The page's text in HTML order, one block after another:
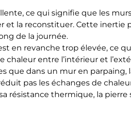
ce qui signifie que les
et la reconstituer. Cette inertie
de la journée.
en revanche trop élevée, ce
entre l’intérieur et
que dans un mur en parpaing,
pas les échanges de
résistance thermique, la pierre